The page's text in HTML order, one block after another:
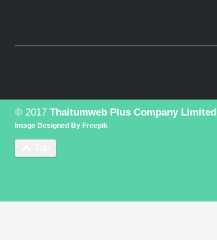
© 2017 Thaitumweb Plus Company Limited
Image Designed By Freepik